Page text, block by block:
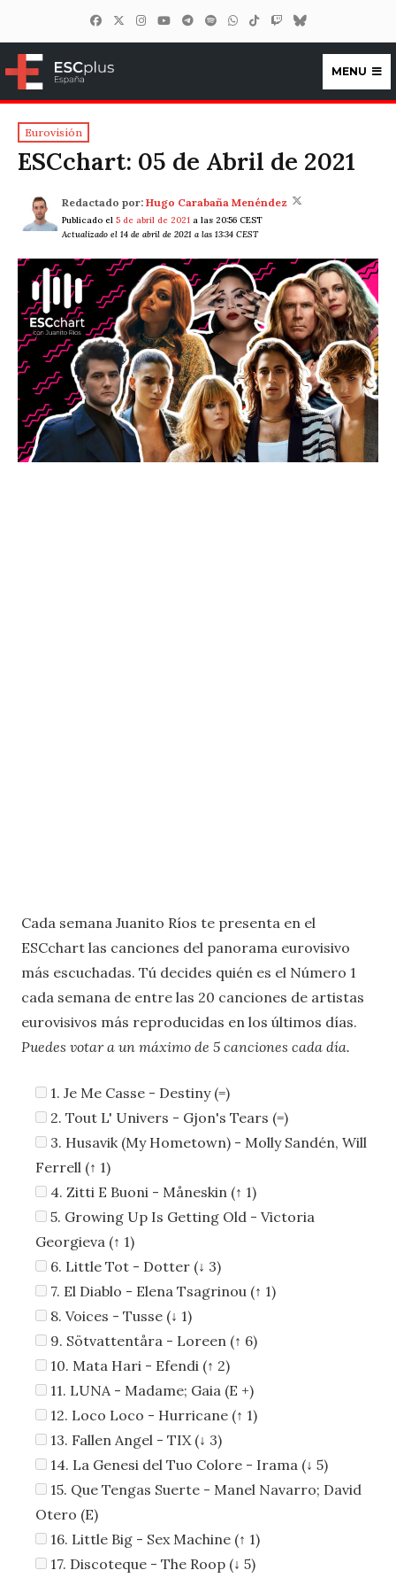
ESCplus España
MENU
Eurovisión
ESCchart: 05 de Abril de 2021
Redactado por: Hugo Carabaña Menéndez
Publicado el 5 de abril de 2021 a las 20:56 CEST
Actualizado el 14 de abril de 2021 a las 13:34 CEST
Cada semana Juanito Ríos te presenta en el
ESCchart las canciones del panorama eurovisivo
más escuchadas. Tú decides quién es el Número 1
cada semana de entre las 20 canciones de artistas
eurovisivos más reproducidas en los últimos días.
Puedes votar a un máximo de 5 canciones cada día.
1. Je Me Casse - Destiny (=)
2. Tout L' Univers - Gjon's Tears (=)
3. Husavik (My Hometown) - Molly Sandén, Will
Ferrell (↑ 1)
4. Zitti E Buoni - Måneskin (↑ 1)
5. Growing Up Is Getting Old - Victoria
Georgieva (↑ 1)
6. Little Tot - Dotter (↓ 3)
7. El Diablo - Elena Tsagrinou (↑ 1)
8. Voices - Tusse (↓ 1)
9. Sötvattentåra - Loreen (↑ 6)
10. Mata Hari - Efendi (↑ 2)
11. LUNA - Madame; Gaia (E +)
12. Loco Loco - Hurricane (↑ 1)
13. Fallen Angel - TIX (↓ 3)
14. La Genesi del Tuo Colore - Irama (↓ 5)
15. Que Tengas Suerte - Manel Navarro; David
Otero (E)
16. Little Big - Sex Machine (↑ 1)
17. Discoteque - The Roop (↓ 5)